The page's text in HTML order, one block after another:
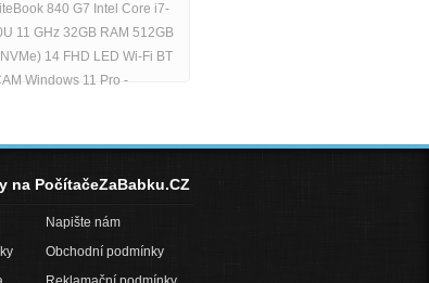
HP EliteBook 840 G7 Intel Core i7-
10810U 11 GHz 32GB RAM 512GB
SSD (NVMe) 14 FHD LED Wi-Fi BT
WebCAM Windows 11 Pro -
na PočítačeZaBabku.CZ
Napište nám
Obchodní podmínky